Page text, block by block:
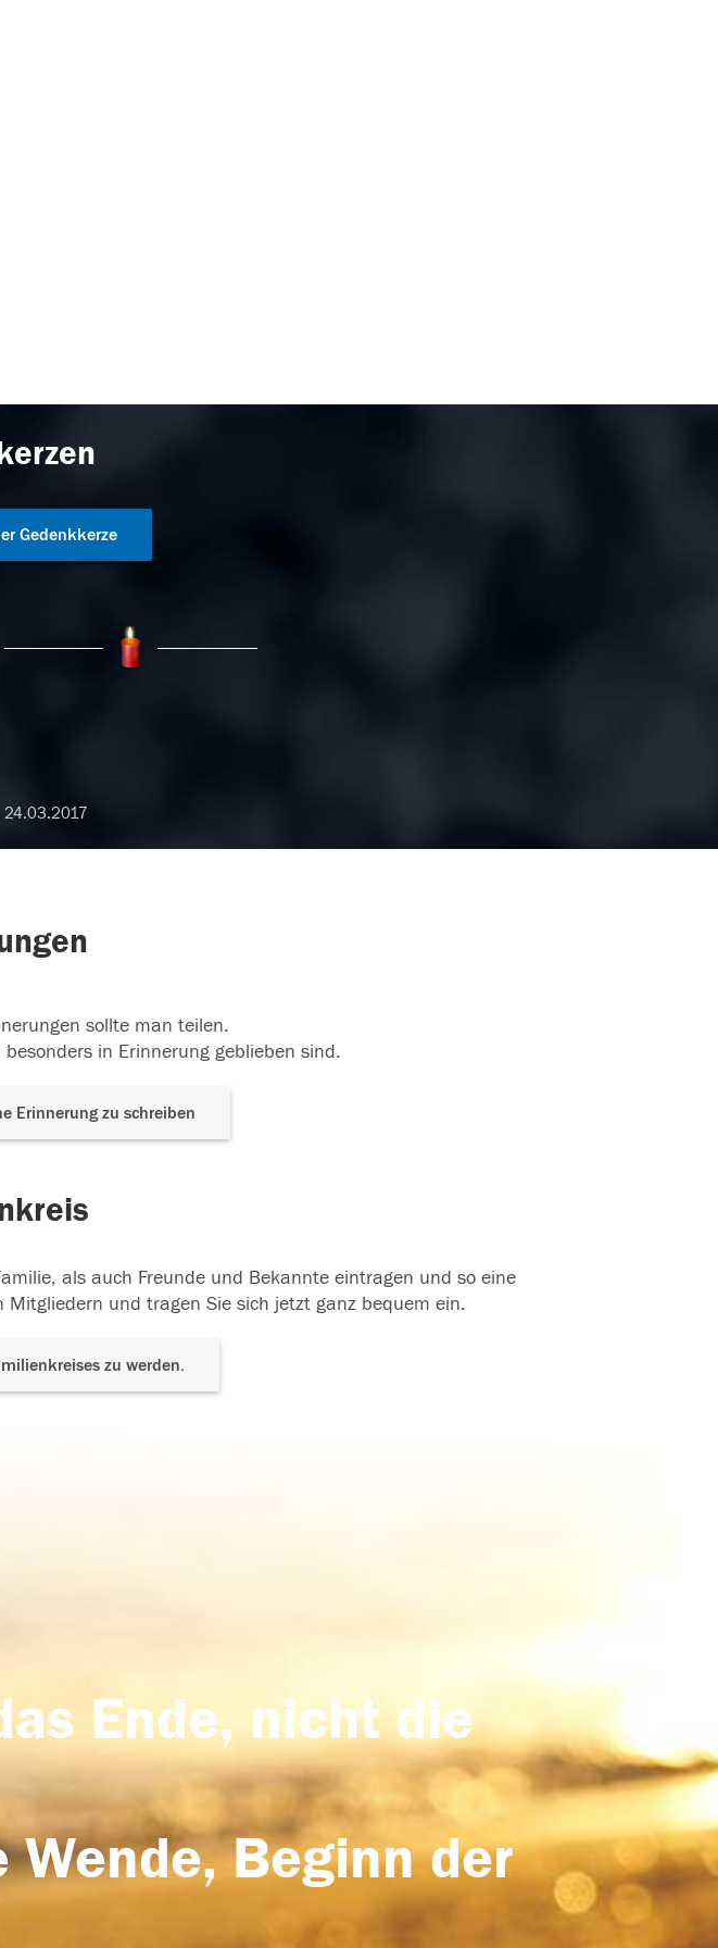
Gedenkkerze
24.03.2017
sollte man teilen.
in Erinnerung geblieben sind.
Erinnerung zu schreiben
als auch Freunde und Bekannte eintragen und so eine
und tragen Sie sich jetzt ganz bequem ein.
zu werden.
Ende, nicht die
Wende, Beginn der